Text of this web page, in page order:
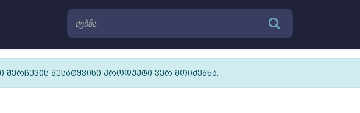
შერჩევის შესატყვისი პროდუქტი ვერ მოიძებნა.